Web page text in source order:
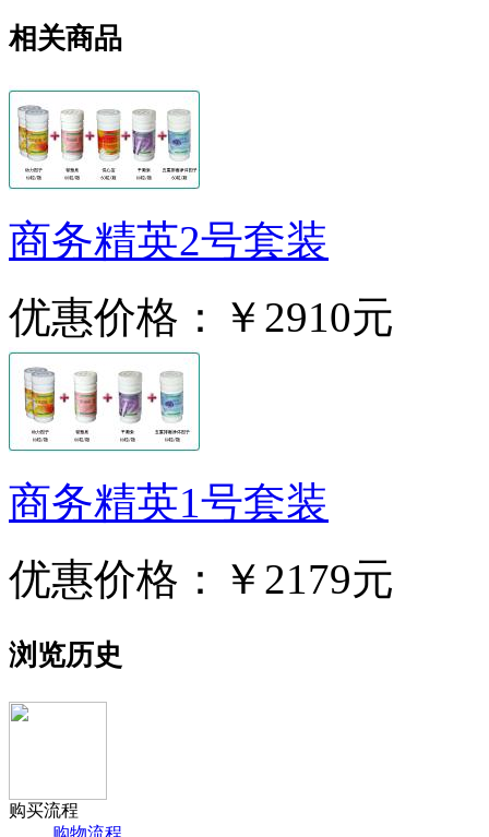
相关商品
商务精英2号套装
优惠价格：
￥2910元
商务精英1号套装
优惠价格：
￥2179元
浏览历史
购买流程
购物流程